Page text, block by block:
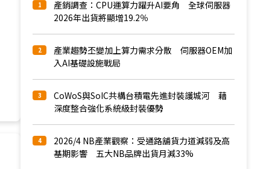
1
產銷調查：CPU運算力躍升AI要角 全球伺服器
2026年出貨將顯增19.2％
2
產業趨勢丕變加上算力需求分散 伺服器OEM加
入AI基礎設施戰局
3
CoWoS與SoIC共構台積電先進封裝護城河 藉
深度整合強化系統級封裝優勢
4
2026/4 NB產業觀察：受通路舖貨力道減弱及高
基期影響 五大NB品牌出貨月減33%